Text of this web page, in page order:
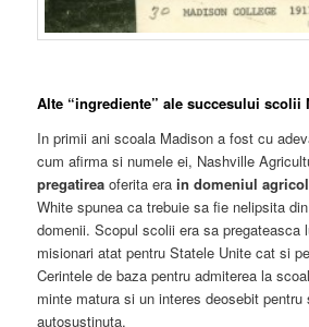
Alte “ingrediente” ale succesului scolii
In primii ani scoala Madison a fost cu
cum afirma si numele ei, Nashville
pregatirea oferita erain domeniul agricol
White spunea ca trebuie sa fie nelipsita
domenii. Scopul scolii era sa pregateasca
misionari atat pentru Statele Unite cat si
Cerintele de baza pentru admiterea la
minte matura si un interes deosebit pentru
autosustinuta.